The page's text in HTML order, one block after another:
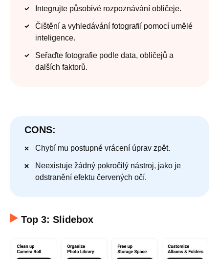
Integrujte působivé rozpoznávání obličeje.
Čištění a vyhledávání fotografií pomocí umělé
inteligence.
Seřaďte fotografie podle data, obličejů a
dalších faktorů.
CONS:
Chybí mu postupné vrácení úprav zpět.
Neexistuje žádný pokročilý nástroj, jako je
odstranění efektu červených očí.
Top 3: Slidebox